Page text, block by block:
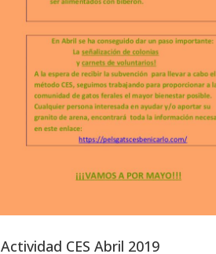
Actividad CES Abril 2019